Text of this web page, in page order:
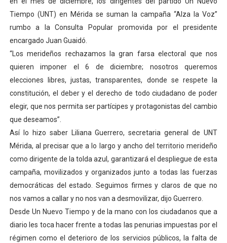
Fundecem inició con éxito el taller vacacional de
El Lactario del Iahula celebra la Semana Mundial de la
Plan Vacacional "Venezuela Ríe 2026" brinda
Inicia el plan vacacional Venezuela Renace en el
Tiempo (UNT) en Mérida se suman la campaña “Alza la Voz”
rumbo a la Consulta Popular promovida por el presidente
encargado Juan Guaidó.
“Los merideños rechazamos la gran farsa electoral que nos
quieren imponer el 6 de diciembre; nosotros queremos
elecciones libres, justas, transparentes, donde se respete la
constitución, el deber y el derecho de todo ciudadano de poder
elegir, que nos permita ser partícipes y protagonistas del cambio
que deseamos”.
Así lo hizo saber Liliana Guerrero, secretaria general de UNT
Mérida, al precisar que a lo largo y ancho del territorio merideño
como dirigente de la tolda azul, garantizará el despliegue de esta
campaña, movilizados y organizados junto a todas las fuerzas
democráticas del estado. Seguimos firmes y claros de que no
nos vamos a callar y no nos van a desmovilizar, dijo Guerrero.
Desde Un Nuevo Tiempo y de la mano con los ciudadanos que a
diario les toca hacer frente a todas las penurias impuestas por el
régimen como el deterioro de los servicios públicos, la falta de